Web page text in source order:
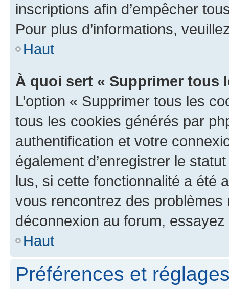
inscriptions afin d’empêcher
Pour plus d’informations,
Haut
À quoi sert « Supprimer tous
L’option « Supprimer tous les
tous les cookies générés par
authentification et votre
également d’enregistrer le
lus, si cette fonctionnalité a été
vous rencontrez des
déconnexion au forum,
Haut
Préférences et